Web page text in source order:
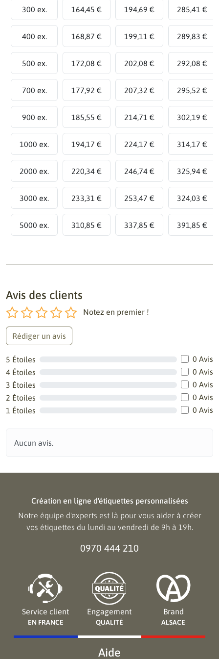
300 ex. 164,45 € 194,69 € 285,41 €
400 ex. 168,87 € 199,11 € 289,83 €
500 ex. 172,08 € 202,08 € 292,08 €
700 ex. 177,92 € 207,32 € 295,52 €
900 ex. 185,55 € 214,71 € 302,19 €
1000 ex. 194,17 € 224,17 € 314,17 €
2000 ex. 220,34 € 246,74 € 325,94 €
3000 ex. 233,31 € 253,47 € 324,03 €
5000 ex. 310,85 € 337,85 € 391,85 €
Avis des clients
Notez en premier !
Rédiger un avis
5 Étoiles
0 Avis
4 Étoiles
0 Avis
3 Étoiles
0 Avis
2 Étoiles
0 Avis
1 Étoiles
0 Avis
Aucun avis.
Création en ligne d'étiquettes personnalisées
Notre équipe d'experts est là pour vous aider à créer
vos étiquettes du lundi au vendredi de 9h à 19h.
0970 444 210
Service client
EN FRANCE
Engagement
QUALITÉ
Brand
ALSACE
Aide